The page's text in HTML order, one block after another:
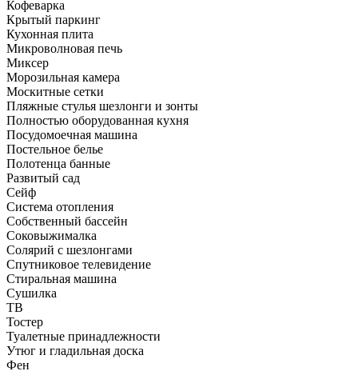
Кофеварка
Крытый паркинг
Кухонная плита
Микроволновая печь
Миксер
Морозильная камера
Москитные сетки
Пляжные стулья шезлонги и зонты
Полностью оборудованная кухня
Посудомоечная машина
Постельное белье
Полотенца банные
Развитый сад
Сейф
Система отопления
Собственный бассейн
Соковыжималка
Солярий с шезлонгами
Спутниковое телевидение
Стиральная машина
Сушилка
ТВ
Тостер
Туалетные принадлежности
Утюг и гладильная доска
Фен